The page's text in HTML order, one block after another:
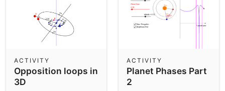
Opposition loops in
3D
ACTIVITY
Planet Phases Part
2
ACTIVITY